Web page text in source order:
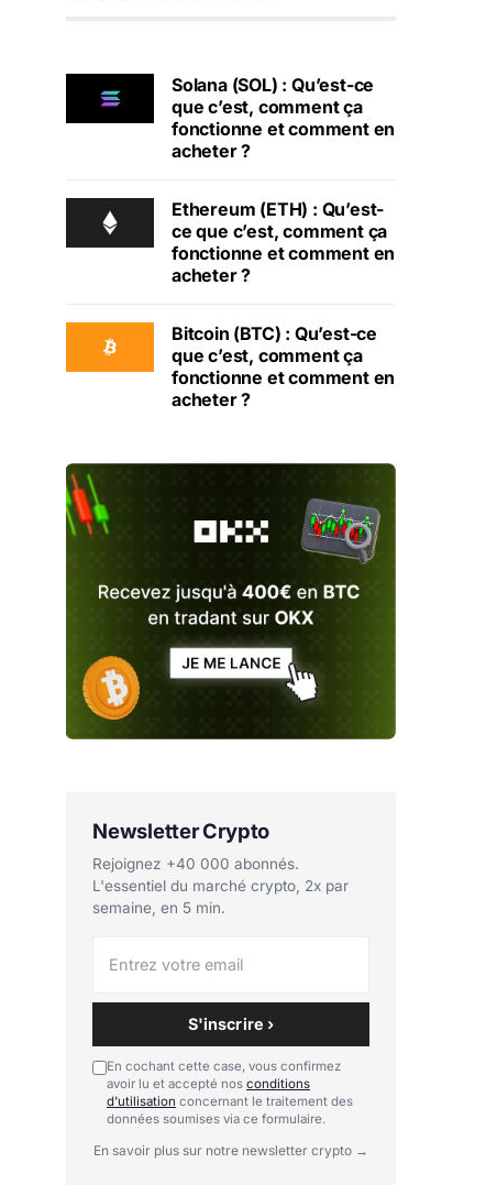
Solana (SOL) : Qu’est-ce
que c’est, comment ça
fonctionne et comment en
acheter ?
Ethereum (ETH) : Qu’est-
ce que c’est, comment ça
fonctionne et comment en
acheter ?
Bitcoin (BTC) : Qu’est-ce
que c’est, comment ça
fonctionne et comment en
acheter ?
Newsletter Crypto
Rejoignez +40 000 abonnés.
L'essentiel du marché crypto, 2x par
semaine, en 5 min.
S'inscrire ›
En cochant cette case, vous confirmez
avoir lu et accepté nos conditions
d'utilisation concernant le traitement des
données soumises via ce formulaire.
En savoir plus sur notre newsletter crypto →